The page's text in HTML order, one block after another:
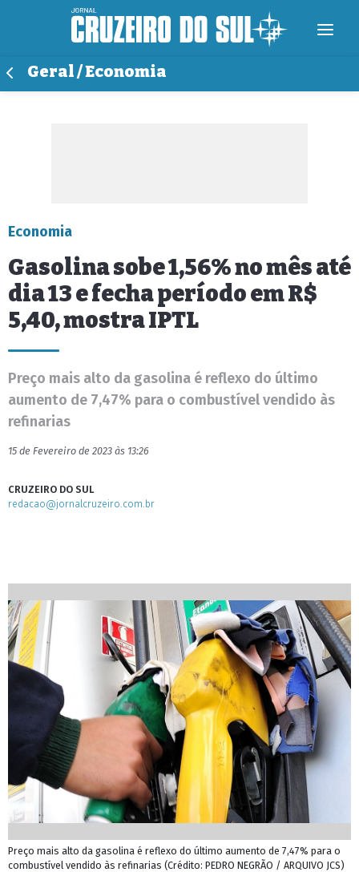
Geral / Economia
Economia
Gasolina sobe 1,56% no mês até
dia 13 e fecha período em R$
5,40, mostra IPTL
Preço mais alto da gasolina é reflexo do último
aumento de 7,47% para o combustível vendido às
refinarias
15 de Fevereiro de 2023 às 13:26
CRUZEIRO DO SUL
redacao@jornalcruzeiro.com.br
Preço mais alto da gasolina é reflexo do último aumento de 7,47% para o
combustível vendido às refinarias (Crédito: PEDRO NEGRÃO / ARQUIVO JCS)